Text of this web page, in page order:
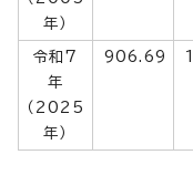
年）
令和7
年
（2025
年）
906.69